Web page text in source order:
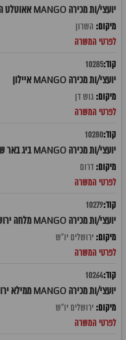
יועצי/ות מכירה MANGO אאוטלט הרצליה
השרון
10285
יועצי/ות מכירה MANGO איילון
גוש דן
10280
יועצי/ות מכירה MANGO ביג באר שבע
דרום
10279
יועצי/ות מכירה MANGO מלחה ירושלים
ירושלים יו"ש
10264
יועצי/ות מכירה MANGO ממילא ירושלים
ירושלים יו"ש